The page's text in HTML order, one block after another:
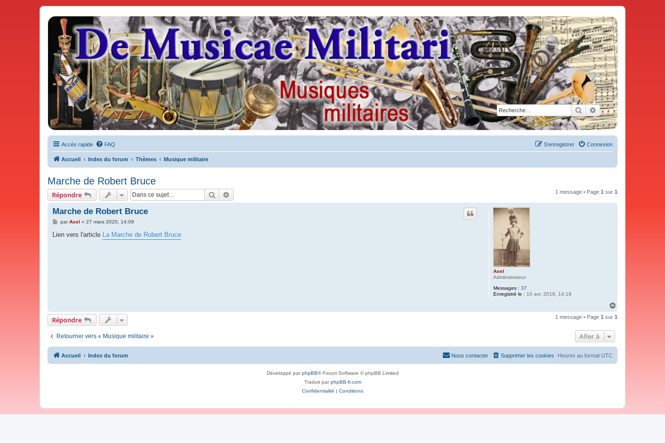
Rechercher
Recherche avancée
De Musicae Militari - Forums
Forums de discussions
Accès rapide FAQ Connexion
S’enregistrer
Accueil Index du forum Thèmes Musique militaire
Marche de Robert Bruce
Répondre Rechercher 1 message • Page 1 sur 1
Axel
Administrateur
Messages : 37
Enregistré le : 10 avr. 2019, 14:19
Marche de Robert Bruce
M
s
parAxel » 27 mars 2020, 14:09
Lien vers l'article La Marche de Robert Bruce
u
Répondre 1 message • Page 1 sur 1
Retourner vers « Musique militaire » Aller à
Accueil Index du forum Heures au format UTC
Supprimer les cookies
Nous contacter
Développé parphpBB® Forum Software © phpBB Limited
Traduit parphpBB-fr.com
Confidentialité | Conditions